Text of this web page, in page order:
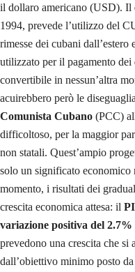
il dollaro americano (USD). Il
1994, prevede l’utilizzo del
rimesse dei cubani
utilizzato per il pagamento
convertibile in nessun’altra
acuirebbero però le
Comunista Cubano (PCC)
difficoltoso, per la maggior
non statali. Quest’ampio
solo un significato economico
momento, i risultati dei
crescita economica attesa: il
variazione positiva del 2.7%
prevedono una crescita che si
dall’obiettivo minimo posto